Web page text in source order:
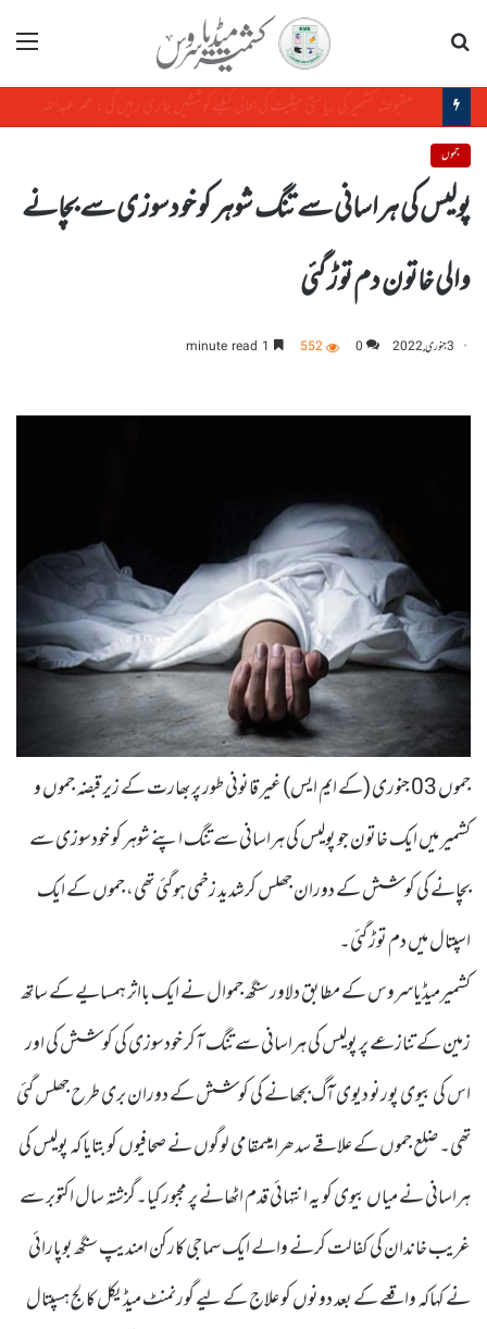
مینو
جموں
پولیس کی ہراسانی سے تنگ شوہر کو خودسوزی سے بچانے
والی خاتون دم توڑ گئی
3 جنوری, 2022 0
552
جموں 03 جنوری (کے ایم ایس) غیر قانونی طور پر بھارت کے زیر قبضہ جموں و
کشمیر میں ایک خاتون جو پولیس کی ہراسانی سے تنگ اپنے شوہر کو خودسوزی سے
بچانے کی کوشش کے دوران جھلس کرشدید زخمی ہوگئی تھی، جموں کے ایک
اسپتال میں دم توڑ گئی۔
کشمیرمیڈیاسروس کے مطابق دلاور سنگھ جموال نے ایک بااثر ہمسایے کے ساتھ
زمین کے تنازعے پر پولیس کی ہراسانی سے تنگ آکر خودسوزی کی کوشش کی اور
اس کی بیوی پورنو دیوی آگ بجھانے کی کوشش کے دوران بری طرح جھلس گئی
تھی۔ ضلع جموں کے علاقے سدھرا میںمقامی لوگوں نے صحافیوں کو بتایا کہ پولیس کی
ہراسانی نے میاں بیوی کو یہ انتہائی قدم اٹھانے پر مجبور کیا۔گزشتہ سال اکتوبر سے
غریب خاندان کی کفالت کرنے والے ایک سماجی کارکن امندیپ سنگھ بوپارائی
نے کہاکہ واقعے کے بعد دونوں کو علاج کے لیے گورنمنٹ میڈیکل کالج ہسپتال